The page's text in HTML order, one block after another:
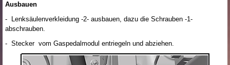
Ausbauen
- Lenksäulenverkleidung -2- ausbauen, dazu die Schrauben -1-
abschrauben.
- Stecker vom Gaspedalmodul entriegeln und abziehen.